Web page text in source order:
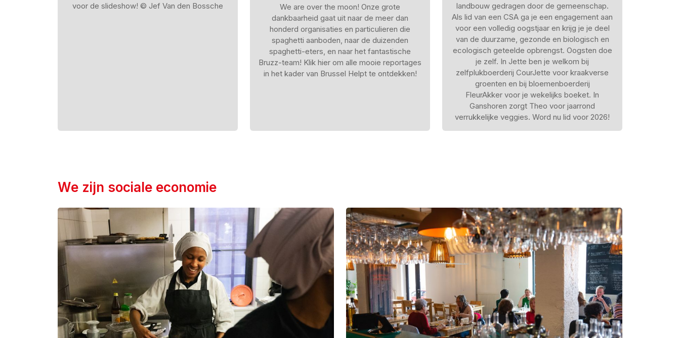
voor de slideshow! © Jef Van den Bossche
We are over the moon! Onze grote
dankbaarheid gaat uit naar de meer dan
honderd organisaties en particulieren die
spaghetti aanboden, naar de duizenden
spaghetti-eters, en naar het fantastische
Bruzz-team! Klik hier om alle mooie reportages
in het kader van Brussel Helpt te ontdekken!
landbouw gedragen door de gemeenschap.
Als lid van een CSA ga je een engagement aan
voor een volledig oogstjaar en krijg je je deel
van de duurzame, gezonde en biologisch en
ecologisch geteelde opbrengst. Oogsten doe
je zelf. In Jette ben je welkom bij
zelfplukboerderij CourJette voor kraakverse
groenten en bij bloemenboerderij
FleurAkker voor je wekelijks boeket. In
Ganshoren zorgt Theo voor jaarrond
verrukkelijke veggies. Word nu lid voor 2026!
We zijn sociale economie